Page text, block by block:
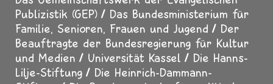
Publizistik (GEP)
Das Bundesministerium für
Familie, Senioren, Frauen und Jugend
Der
Beauftragte der Bundesregierung für Kultur
und Medien
Universität Kassel
Die Hanns-
Lilje-Stiftung
Die Heinrich-Dammann-